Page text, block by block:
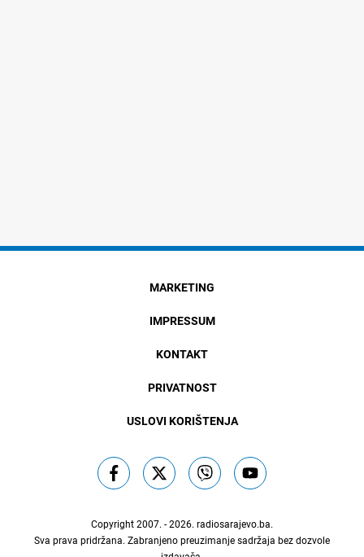
MARKETING
IMPRESSUM
KONTAKT
PRIVATNOST
USLOVI KORIŠTENJA
Copyright 2007. - 2026. radiosarajevo.ba.
Sva prava pridržana. Zabranjeno preuzimanje sadržaja bez dozvole